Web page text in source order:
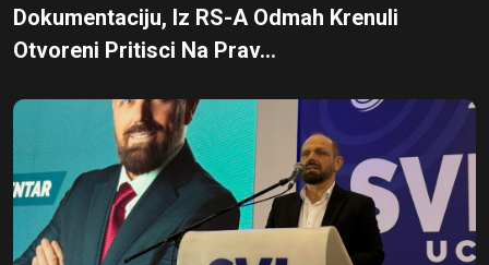
Dokumentaciju, Iz RS-A Odmah Krenuli
Otvoreni Pritisci Na Prav...